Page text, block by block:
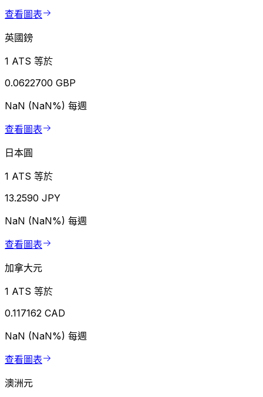
查看圖表
英國鎊
1 ATS 等於
0.0622700 GBP
NaN (NaN%) 每週
查看圖表
日本圓
1 ATS 等於
13.2590 JPY
NaN (NaN%) 每週
查看圖表
加拿大元
1 ATS 等於
0.117162 CAD
NaN (NaN%) 每週
查看圖表
澳洲元